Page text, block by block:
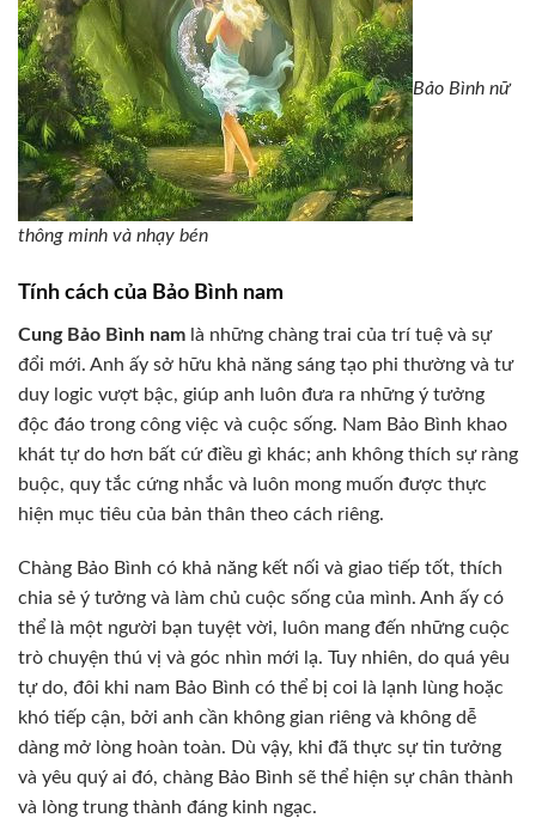
Bảo Bình nữ
thông minh và nhạy bén
Tính cách của Bảo Bình nam
Cung Bảo Bình nam là những chàng trai của trí tuệ và sự
đổi mới. Anh ấy sở hữu khả năng sáng tạo phi thường và tư
duy logic vượt bậc, giúp anh luôn đưa ra những ý tưởng
độc đáo trong công việc và cuộc sống. Nam Bảo Bình khao
khát tự do hơn bất cứ điều gì khác; anh không thích sự ràng
buộc, quy tắc cứng nhắc và luôn mong muốn được thực
hiện mục tiêu của bản thân theo cách riêng.
Chàng Bảo Bình có khả năng kết nối và giao tiếp tốt, thích
chia sẻ ý tưởng và làm chủ cuộc sống của mình. Anh ấy có
thể là một người bạn tuyệt vời, luôn mang đến những cuộc
trò chuyện thú vị và góc nhìn mới lạ. Tuy nhiên, do quá yêu
tự do, đôi khi nam Bảo Bình có thể bị coi là lạnh lùng hoặc
khó tiếp cận, bởi anh cần không gian riêng và không dễ
dàng mở lòng hoàn toàn. Dù vậy, khi đã thực sự tin tưởng
và yêu quý ai đó, chàng Bảo Bình sẽ thể hiện sự chân thành
và lòng trung thành đáng kinh ngạc.